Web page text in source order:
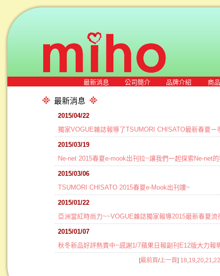
最新消息 公司簡介 品牌介紹 商
最新消息
2015/04/22
獨家VOGUE雜誌報導了TSUMORI CHISATO最新春夏ㄧ
2015/03/19
Ne-net 2015春夏e-mook出刊拉~讓我們一起探索Ne-net
2015/03/06
TSUMORI CHISATO 2015春夏e-Mook出刊嘍~
2015/01/22
亞洲當紅時尚力~~VOGUE雜誌獨家報導2015最新春夏流
2015/01/07
秋冬新品好評熱賣中~感謝1/7蘋果日報副刊E12版大力報
[最前頁/上一頁] 18 19 20, 21 22